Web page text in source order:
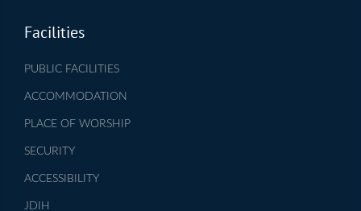
Facilities
PUBLIC FACILITIES
ACCOMMODATION
PLACE OF WORSHIP
SECURITY
ACCESSIBILITY
JDIH